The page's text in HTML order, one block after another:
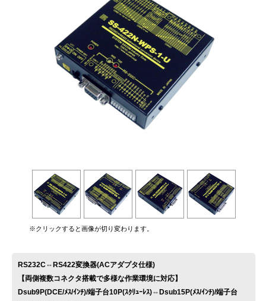
お客様サポート
会社情報
お問い合わせ
※クリックすると画像が切り変わります。
RS232C⇔RS422変換器(ACアダプタ仕様)
【両側複数コネクタ搭載で多様な作業環境に対応】
Dsub9P(DCE/ﾒｽ/ｲﾝﾁ)/端子台10P(ｽｸﾘｭｰﾚｽ)⇔Dsub15P(ﾒｽ/ｲﾝﾁ)/端子台